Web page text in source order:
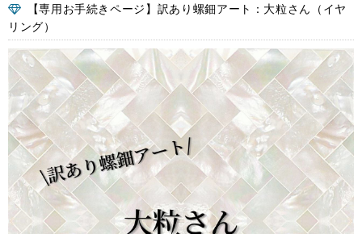
【専用お手続きページ】訳あり螺鈿アート：大粒さん（イヤ
リング）